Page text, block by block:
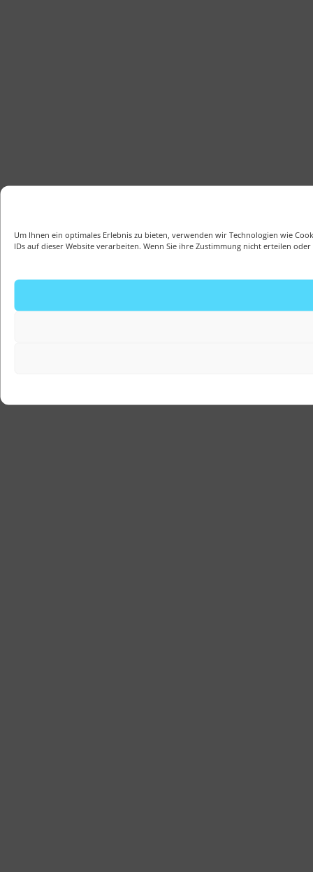
Um Ihnen ein optimales Erlebnis zu bieten, verwenden wir Technologien wie
IDs auf dieser Website verarbeiten. Wenn Sie ihre Zustimmung nicht erteilen